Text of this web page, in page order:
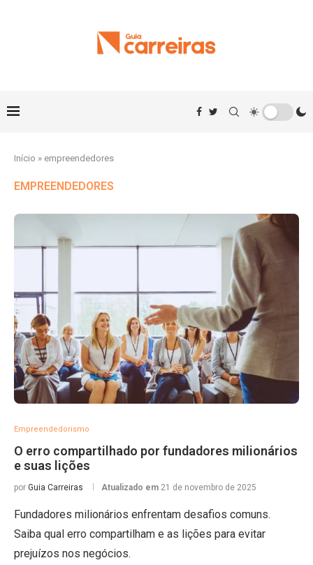
Início » empreendedores
EMPREENDEDORES
Empreendedorismo
O erro compartilhado por fundadores milionários
e suas lições
por Guia Carreiras Atualizado em 21 de novembro de 2025
Fundadores milionários enfrentam desafios comuns.
Saiba qual erro compartilham e as lições para evitar
prejuízos nos negócios.